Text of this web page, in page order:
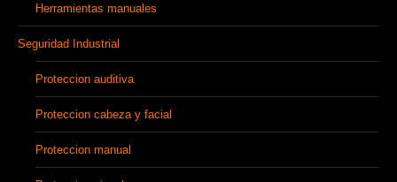
Herramientas manuales
Seguridad Industrial
Proteccion auditiva
Proteccion cabeza y facial
Proteccion manual